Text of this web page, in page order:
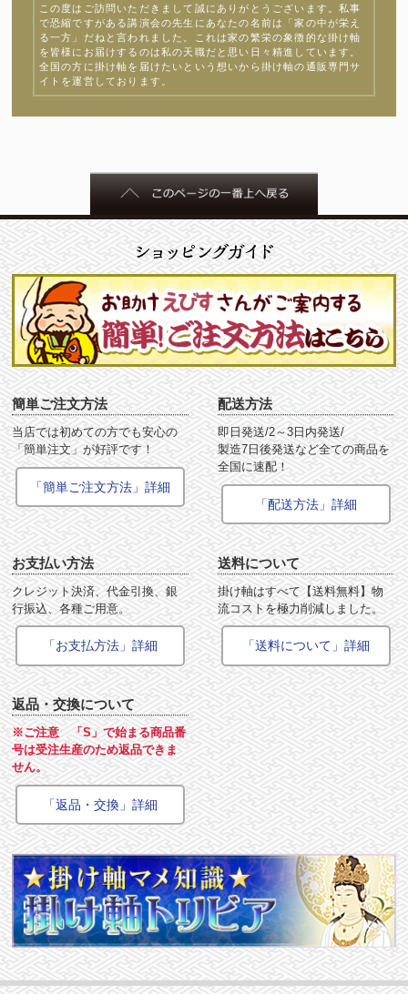
この度はご訪問いただきまして誠にありがとうございます。私事
で恐縮ですがある講演会の先生にあなたの名前は「家の中が栄え
る一方」だねと言われました。これは家の繁栄の象徴的な掛け軸
を皆様にお届けするのは私の天職だと思い日々精進しています。
全国の方に掛け軸を届けたいという想いから掛け軸の通販専門サ
イトを運営しております。
簡単ご注文方法
当店では初めての方でも安心の
「簡単注文」が好評です！
「簡単ご注文方法」詳細
配送方法
即日発送/2～3日内発送/
製造7日後発送など全ての商品を
全国に速配！
「配送方法」詳細
お支払い方法
クレジット決済、代金引換、銀
行振込、各種ご用意。
「お支払方法」詳細
送料について
掛け軸はすべて【送料無料】物
流コストを極力削減しました。
「送料について」詳細
返品・交換について
※ご注意 「S」で始まる商品番
号は受注生産のため返品できま
せん。
「返品・交換」詳細